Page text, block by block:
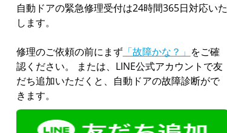
自動ドアの緊急修理受付は24時間365日対応いた
します。
修理のご依頼の前にまず「故障かな？」 をご確
認ください。 または、LINE公式アカウントで友
だち追加いただくと、自動ドアの故障診断がで
きます。